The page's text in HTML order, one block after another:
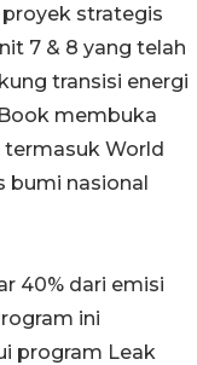
strategis
7 & 8 yang telah
transisi energi
membuka
termasuk World
bumi nasional
40% dari emisi
ini
program Leak
Dumai
WIB